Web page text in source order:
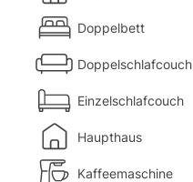
Doppelbett
Doppelschlafcouch
Einzelschlafcouch
Haupthaus
Kaffeemaschine